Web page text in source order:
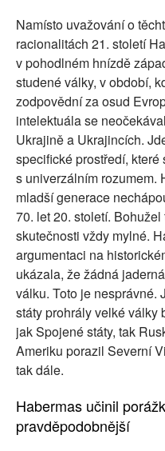
Namísto uvažování o
racionalitách 21. století
v pohodlném hnízdě
studené války, v období,
zodpovědní za osud
intelektuála se
Ukrajině a Ukrajincích.
specifické prostředí,
s univerzálním rozumem.
mladší generace
70. let 20. století.
skutečnosti vždy mylné.
argumentaci na
ukázala, že žádná
válku. Toto je nesprávné.
státy prohrály velké války
jak Spojené státy, tak
Ameriku porazil Severní
tak dále.
Habermas učinil
pravděpodobnější